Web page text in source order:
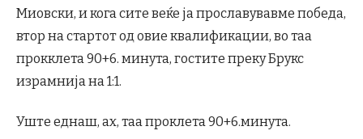
Миовски, и кога сите веќе ја прославувавме победа,
втор на стартот од овие квалификации, во таа
прокклета 90+6. минута, гостите преку Брукс
израмнија на 1:1.
Уште еднаш, ах, таа проклета 90+6.минута.